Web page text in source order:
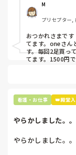
職場の人が「ナー
て言ってて、わた
で、世の皆さんは
M
プリセプター,
おつかれさまで
てます。oneさん
す。毎回2足買っ
てます。1500円
看護・お仕事 👑殿堂
やらかしました。
やらかしました。。